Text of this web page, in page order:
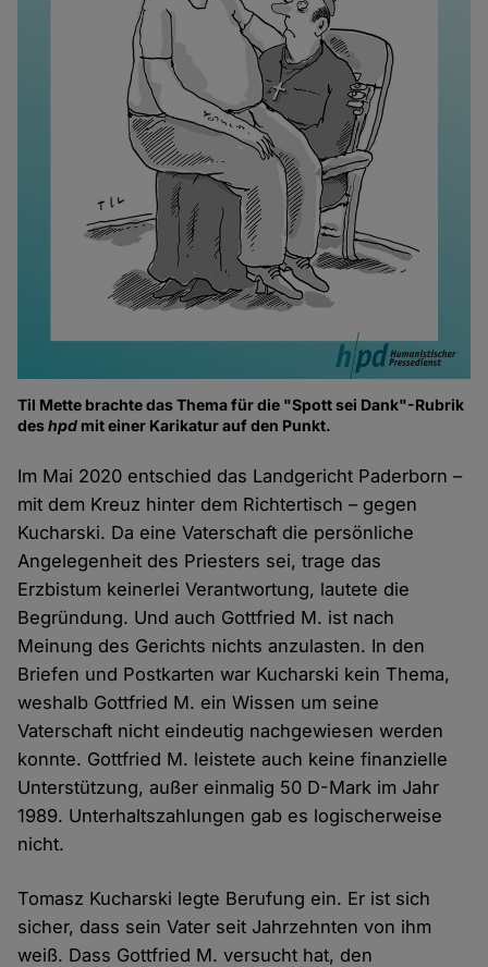
Til Mette brachte das Thema für die "Spott sei Dank"-Rubrik
deshpd mit einer Karikatur auf den Punkt.
Im Mai 2020 entschied das Landgericht Paderborn –
mit dem Kreuz hinter dem Richtertisch – gegen
Kucharski. Da eine Vaterschaft die persönliche
Angelegenheit des Priesters sei, trage das
Erzbistum keinerlei Verantwortung, lautete die
Begründung. Und auch Gottfried M. ist nach
Meinung des Gerichts nichts anzulasten. In den
Briefen und Postkarten war Kucharski kein Thema,
weshalb Gottfried M. ein Wissen um seine
Vaterschaft nicht eindeutig nachgewiesen werden
konnte. Gottfried M. leistete auch keine finanzielle
Unterstützung, außer einmalig 50 D-Mark im Jahr
1989. Unterhaltszahlungen gab es logischerweise
nicht.
Tomasz Kucharski legte Berufung ein. Er ist sich
sicher, dass sein Vater seit Jahrzehnten von ihm
weiß. Dass Gottfried M. versucht hat, den